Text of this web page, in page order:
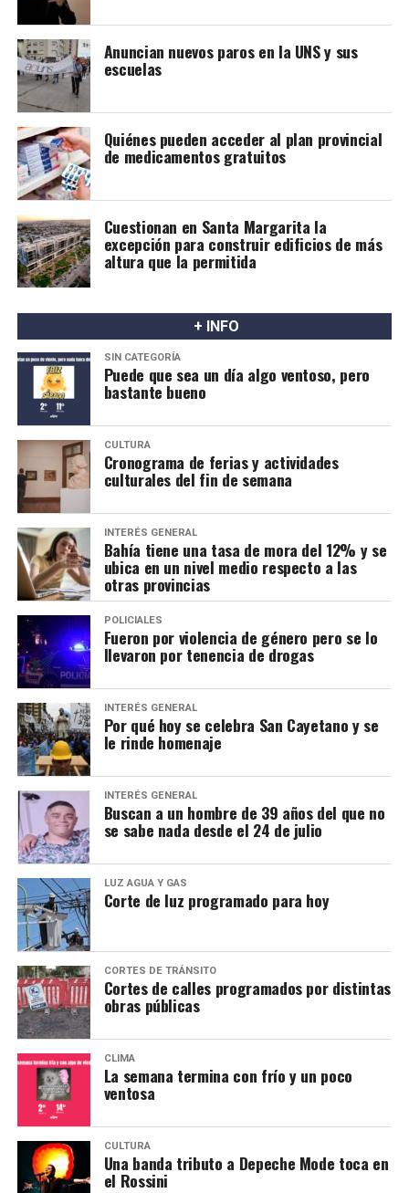
Anuncian nuevos paros en la UNS y sus
escuelas
Quiénes pueden acceder al plan provincial
de medicamentos gratuitos
Cuestionan en Santa Margarita la
excepción para construir edificios de más
altura que la permitida
+ INFO
SIN CATEGORÍA
Puede que sea un día algo ventoso, pero
bastante bueno
CULTURA
Cronograma de ferias y actividades
culturales del fin de semana
INTERÉS GENERAL
Bahía tiene una tasa de mora del 12% y se
ubica en un nivel medio respecto a las
otras provincias
POLICIALES
Fueron por violencia de género pero se lo
llevaron por tenencia de drogas
INTERÉS GENERAL
Por qué hoy se celebra San Cayetano y se
le rinde homenaje
INTERÉS GENERAL
Buscan a un hombre de 39 años del que no
se sabe nada desde el 24 de julio
LUZ AGUA Y GAS
Corte de luz programado para hoy
CORTES DE TRÁNSITO
Cortes de calles programados por distintas
obras públicas
CLIMA
La semana termina con frío y un poco
ventosa
CULTURA
Una banda tributo a Depeche Mode toca en
el Rossini